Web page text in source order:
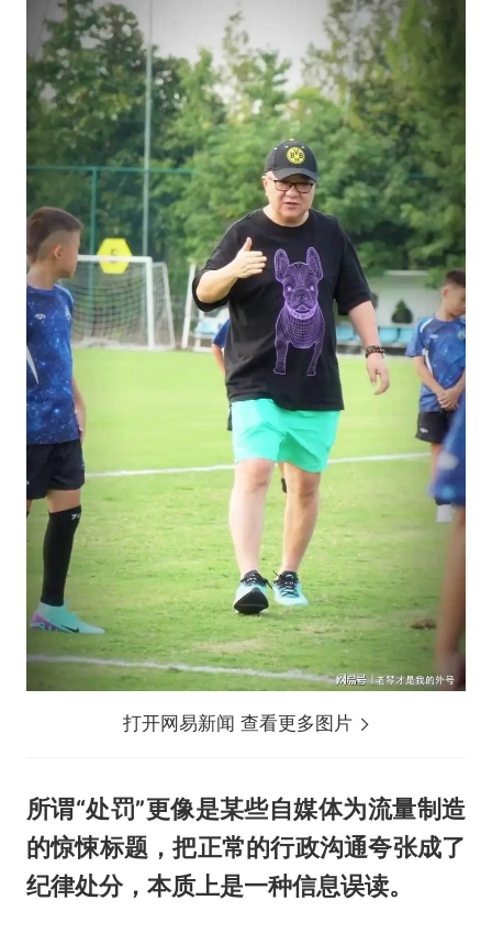
打开网易新闻 查看更多图片
所谓“处罚”更像是某些自媒体为流量制造
的惊悚标题，把正常的行政沟通夸张成了
纪律处分，本质上是一种信息误读。